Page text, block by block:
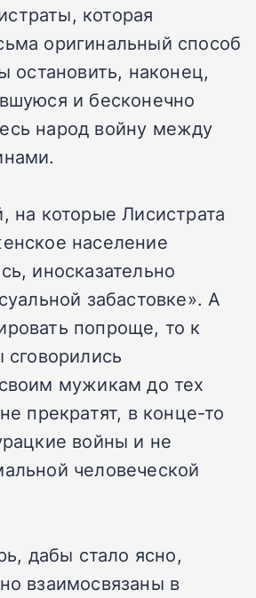
которая
оригинальный способ
остановить, наконец,
и бесконечно
народ войну между
на которые Лисистрата
население
иносказательно
забастовке». А
попроще, то к
мужикам до тех
прекратят, в конце-то
войны и не
человеческой
дабы стало ясно,
взаимосвязаны в